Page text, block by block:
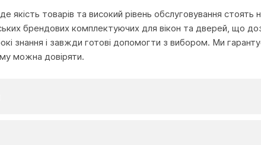
якість товарів та високий рівень обслуговування
брендових комплектуючих для вікон та дверей, що
знання і завжди готові допомогти з вибором. Ми
можна довіряти.